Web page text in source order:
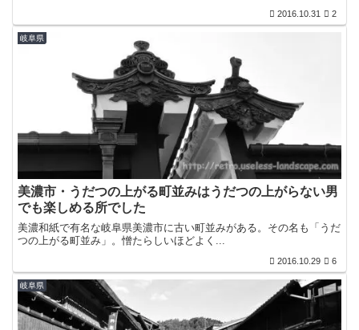
2016.10.31 2
岐阜県
美濃市・うだつの上がる町並みはうだつの上がらない男
でも楽しめる所でした
美濃和紙で有名な岐阜県美濃市に古い町並みがある。その名も「うだ
つの上がる町並み」。憎たらしいほどよく...
2016.10.29 6
岐阜県